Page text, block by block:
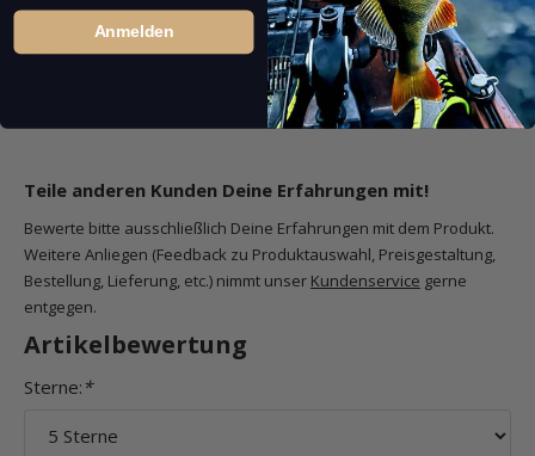
2 Sterne 0 Bewertungen
0 Bewertungen
Teile anderen Kunden Deine Erfahrungen mit!
Bewerte bitte ausschließlich Deine Erfahrungen mit dem Produkt.
Weitere Anliegen (Feedback zu Produktauswahl, Preisgestaltung,
Bestellung, Lieferung, etc.) nimmt unser Kundenservice gerne
entgegen.
Artikelbewertung
Sterne: *
Anmelden